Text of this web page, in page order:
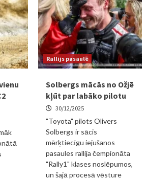
Rallijs pasaulē
Solbergs mācās no Ožjē
kļūt par labāko pilotu
30/12/2025
"Toyota" pilots Olivers
Solbergs ir sācis
mērķtiecīgu iejušanos
pasaules rallija čempionāta
"Rally1" klases noslēpumos,
un šajā procesā vēsture